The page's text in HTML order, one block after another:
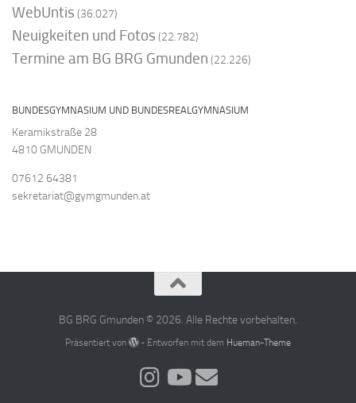
WebUntis (36.027)
Neuigkeiten und Fotos (22.782)
Termine am BG BRG Gmunden (22.226)
BUNDESGYMNASIUM UND BUNDESREALGYMNASIUM
Keramikstraße 28
4810 GMUNDEN
07612 64381
sekretariat@gymgmunden.at
BG BRG Gmunden © 2026. Alle Rechte vorbehalten.
Präsentiert von - Entworfen mit dem Hueman-Theme